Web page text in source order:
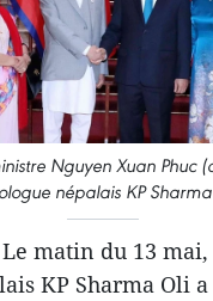
Nguyen Xuan Phuc
népalais KP
matin du 13
KP Sharma Oli